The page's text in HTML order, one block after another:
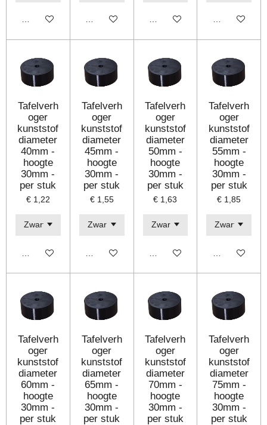
Bekijk details Bekijk details Bekijk details Bekijk details
Tafelverh
oger
kunststof
diameter
40mm -
hoogte
30mm -
per stuk
€ 1,22
Bekijk details
Tafelverh
oger
kunststof
diameter
45mm -
hoogte
30mm -
per stuk
€ 1,55
Bekijk details
Tafelverh
oger
kunststof
diameter
50mm -
hoogte
30mm -
per stuk
€ 1,63
Bekijk details
Tafelverh
oger
kunststof
diameter
55mm -
hoogte
30mm -
per stuk
€ 1,85
Bekijk details
Tafelverh
oger
kunststof
diameter
60mm -
hoogte
30mm -
per stuk
Tafelverh
oger
kunststof
diameter
65mm -
hoogte
30mm -
per stuk
Tafelverh
oger
kunststof
diameter
70mm -
hoogte
30mm -
per stuk
Tafelverh
oger
kunststof
diameter
75mm -
hoogte
30mm -
per stuk